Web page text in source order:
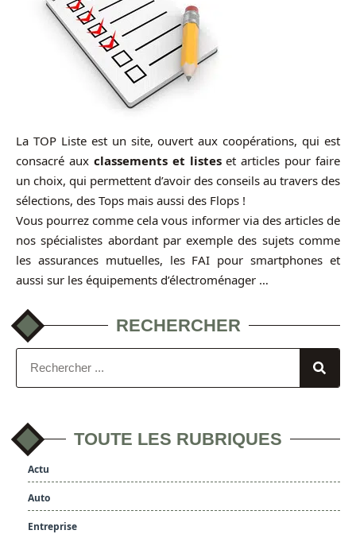
La TOP Liste est un site, ouvert aux coopérations, qui est
consacré aux classements et listeset articles pour faire
un choix, qui permettent d’avoir des conseils au travers des
sélections, des Tops mais aussi des Flops !
Vous pourrez comme cela vous informer via des articles de
nos spécialistes abordant par exemple des sujets comme
les assurances mutuelles, les FAI pour smartphones et
aussi sur les équipements d’électroménager …
RECHERCHER
TOUTE LES RUBRIQUES
Actu
Auto
Entreprise